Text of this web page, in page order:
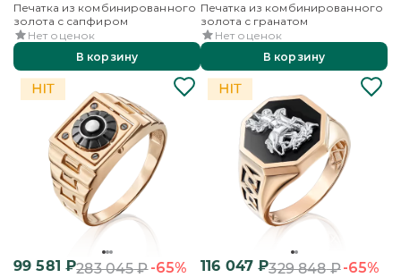
Печатка из комбинированного
золота с сапфиром
Нет оценок
В корзину
Печатка из комбинированного
золота с гранатом
Нет оценок
В корзину
99 581 ₽283 045₽-65% 116 047 ₽329 848₽-65%